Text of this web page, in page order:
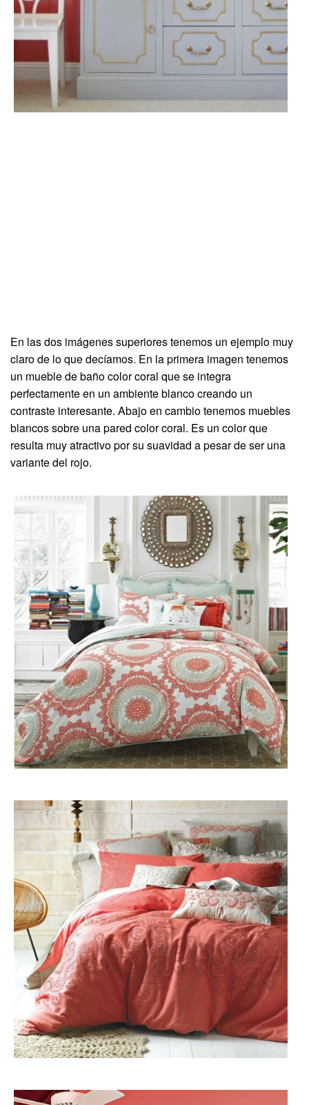
En las dos imágenes superiores tenemos un ejemplo muy
claro de lo que decíamos. En la primera imagen tenemos
un mueble de baño color coral que se integra
perfectamente en un ambiente blanco creando un
contraste interesante. Abajo en cambio tenemos muebles
blancos sobre una pared color coral. Es un color que
resulta muy atractivo por su suavidad a pesar de ser una
variante del rojo.